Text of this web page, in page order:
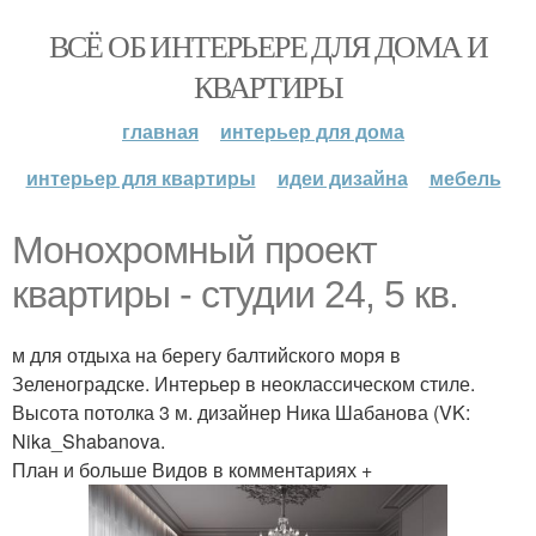
ВСЁ ОБ ИНТЕРЬЕРЕ ДЛЯ ДОМА И
КВАРТИРЫ
главная
интерьер для дома
интерьер для квартиры
идеи дизайна мебель
Монохромный проект
квартиры - студии 24, 5 кв.
м для отдыха на берегу балтийского моря в
Зеленоградске. Интерьер в неоклассическом стиле.
Высота потолка 3 м. дизайнер Ника Шабанова (VK:
Nika_Shabanova.
План и больше Видов в комментариях +